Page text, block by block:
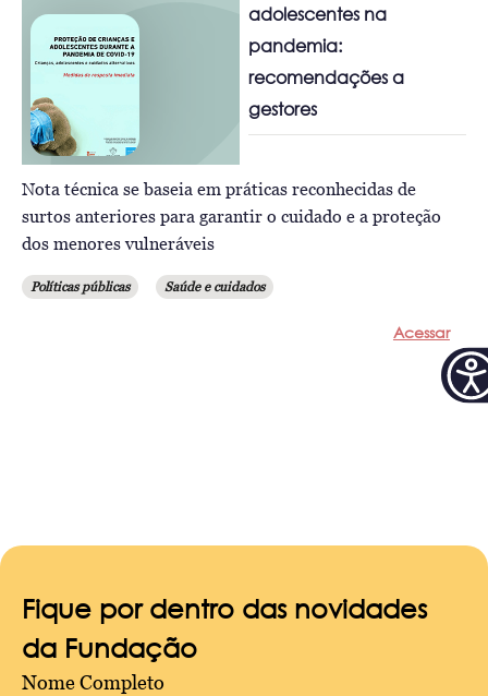
adolescentes na
pandemia:
recomendações a
gestores
Nota técnica se baseia em práticas reconhecidas de
surtos anteriores para garantir o cuidado e a proteção
dos menores vulneráveis
Políticas públicas Saúde e cuidados
Acessar
Fique por dentro das novidades
da Fundação
Nome Completo